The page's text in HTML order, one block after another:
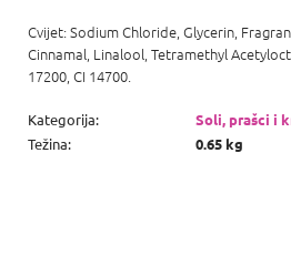
Cvijet: Sodium Chloride, Glycerin,
Cinnamal, Linalool, Tetramethyl
17200, CI 14700.
Kategorija:
Soli, prašci i
Težina: 0.65 kg